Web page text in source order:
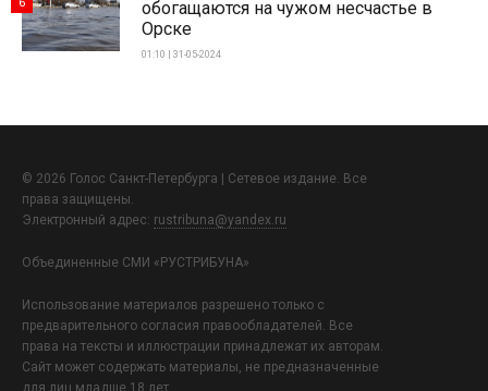
обогащаются на чужом несчастье в
Орске
01:10 | 31-05-2024
© 2026 Голос Санкт-Петербурга | Сетевое издание. Все
права защищены.
Электронный адрес: rustribuna@yandex.ru
Объединенные СМИ «РУСТРИБУНА»
Использование материалов разрешено только с
предварительного согласия правообладателей. Все
права на тексты и иллюстрации принадлежат их авторам.
Сайт может содержать материалы, не предназначенные
для лиц младше 18 лет.